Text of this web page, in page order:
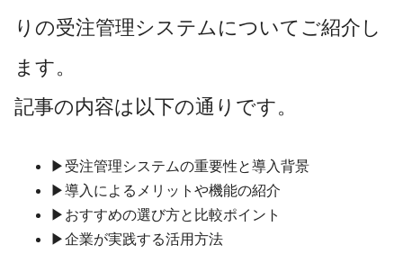
りの受注管理システムについてご紹介し
ます。
記事の内容は以下の通りです。
▶受注管理システムの重要性と導入背景
▶導入によるメリットや機能の紹介
▶おすすめの選び方と比較ポイント
▶企業が実践する活用方法